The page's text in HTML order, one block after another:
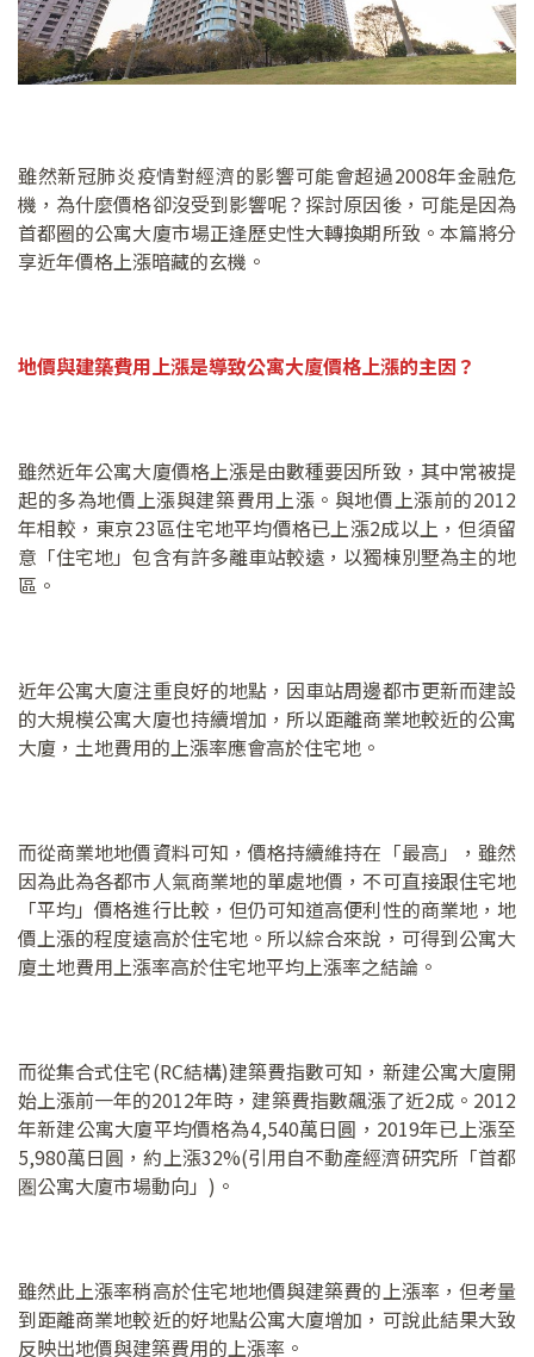
雖然新冠肺炎疫情對經濟的影響可能會超過2008年金融危
機，為什麼價格卻沒受到影響呢？探討原因後，可能是因為
首都圈的公寓大廈市場正逢歷史性大轉換期所致。本篇將分
享近年價格上漲暗藏的玄機。
地價與建築費用上漲是導致公寓大廈價格上漲的主因？
雖然近年公寓大廈價格上漲是由數種要因所致，其中常被提
起的多為地價上漲與建築費用上漲。與地價上漲前的2012
年相較，東京23區住宅地平均價格已上漲2成以上，但須留
意「住宅地」包含有許多離車站較遠，以獨棟別墅為主的地
區。
近年公寓大廈注重良好的地點，因車站周邊都市更新而建設
的大規模公寓大廈也持續增加，所以距離商業地較近的公寓
大廈，土地費用的上漲率應會高於住宅地。
而從商業地地價資料可知，價格持續維持在「最高」，雖然
因為此為各都市人氣商業地的單處地價，不可直接跟住宅地
「平均」價格進行比較，但仍可知道高便利性的商業地，地
價上漲的程度遠高於住宅地。所以綜合來說，可得到公寓大
廈土地費用上漲率高於住宅地平均上漲率之結論。
而從集合式住宅(RC結構)建築費指數可知，新建公寓大廈開
始上漲前一年的2012年時，建築費指數飆漲了近2成。2012
年新建公寓大廈平均價格為4,540萬日圓，2019年已上漲至
5,980萬日圓，約上漲32%(引用自不動產經濟研究所「首都
圏公寓大廈市場動向」)。
雖然此上漲率稍高於住宅地地價與建築費的上漲率，但考量
到距離商業地較近的好地點公寓大廈增加，可說此結果大致
反映出地價與建築費用的上漲率。